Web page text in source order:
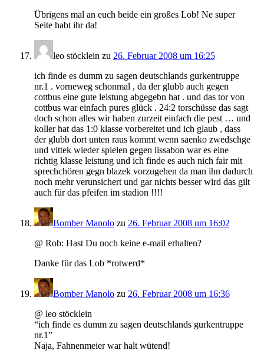
Übrigens mal an euch beide ein großes Lob! Ne super
Seite habt ihr da!
leo stöcklein zu 26. Februar 2008 um 16:25
ich finde es dumm zu sagen deutschlands gurkentruppe
nr.1 . vorneweg schonmal , da der glubb auch gegen
cottbus eine gute leistung abgegebn hat . und das tor von
cottbus war einfach pures glück . 24:2 torschüsse das sagt
doch schon alles wir haben zurzeit einfach die pest … und
koller hat das 1:0 klasse vorbereitet und ich glaub , dass
der glubb dort unten raus kommt wenn saenko zwedschge
und vittek wieder spielen gegen lissabon war es eine
richtig klasse leistung und ich finde es auch nich fair mit
sprechchören gegn blazek vorzugehen da man ihn dadurch
noch mehr verunsichert und gar nichts besser wird das gilt
auch für das pfeifen im stadion !!!!
Bomber Manolozu 26. Februar 2008 um 16:02
@ Rob: Hast Du noch keine e-mail erhalten?
Danke für das Lob *rotwerd*
Bomber Manolozu 26. Februar 2008 um 16:36
@ leo stöcklein
“ich finde es dumm zu sagen deutschlands gurkentruppe
nr.1”
Naja, Fahnenmeier war halt wütend!